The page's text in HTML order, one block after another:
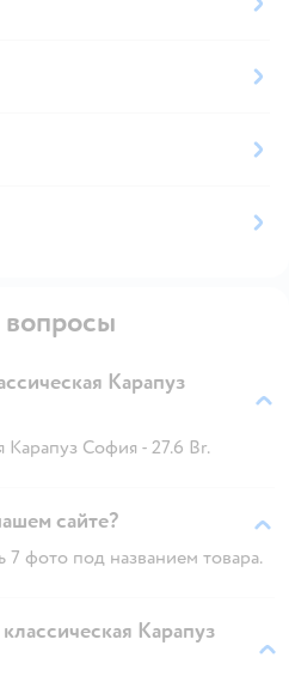
вопросы
Карапуз
Карапуз София - 27.6 Br.
сайте?
7 фото под названием товара.
Карапуз